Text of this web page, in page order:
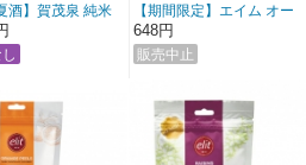
酒】賀茂泉 純米
泉生酒」 720ml
【期間限定】エイム オー
ガニック トリフチョコ
648円